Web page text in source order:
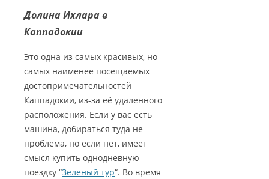
Долина Ихлара в
Каппадокии
Это одна из самых красивых, но
самых наименее посещаемых
достопримечательностей
Каппадокии, из-за её удаленного
расположения. Если у вас есть
машина, добираться туда не
проблема, но если нет, имеет
смысл купить однодневную
поездку “Зеленый тур“. Во время